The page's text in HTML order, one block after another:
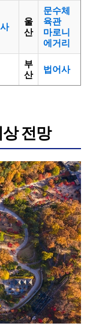
울
산
문수체
육관
마로니
에거리
부
산
법어사
전망